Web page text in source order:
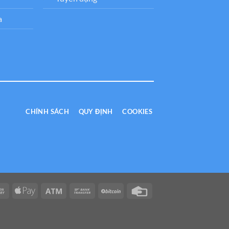
CHÍNH SÁCH QUY ĐỊNH COOKIES